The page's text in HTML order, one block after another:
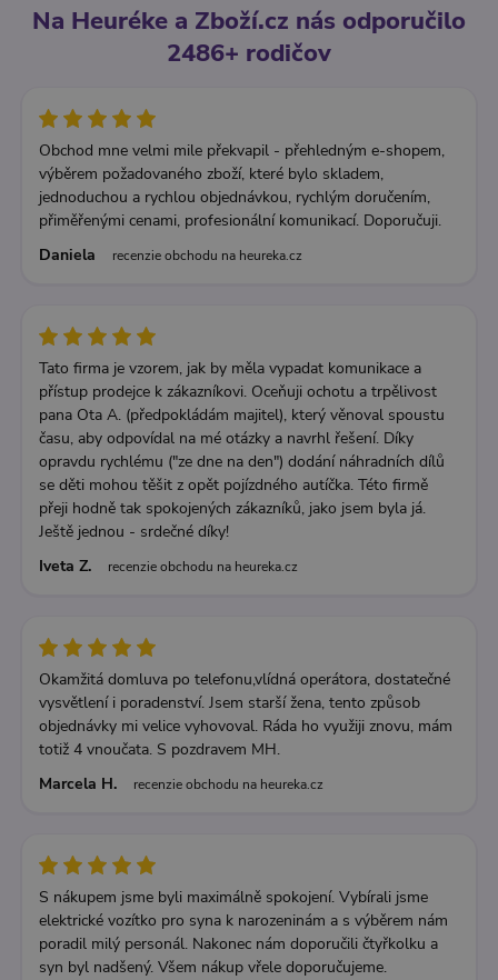
Na Heuréke a Zboží.cz nás odporučilo
2486+ rodičov
Obchod mne velmi mile překvapil - přehledným e-shopem,
výběrem požadovaného zboží, které bylo skladem,
jednoduchou a rychlou objednávkou, rychlým doručením,
přiměřenými cenami, profesionální komunikací. Doporučuji.
Daniela
recenzie obchodu na heureka.cz
Tato firma je vzorem, jak by měla vypadat komunikace a
přístup prodejce k zákazníkovi. Oceňuji ochotu a trpělivost
pana Ota A. (předpokládám majitel), který věnoval spoustu
času, aby odpovídal na mé otázky a navrhl řešení. Díky
opravdu rychlému ("ze dne na den") dodání náhradních dílů
se děti mohou těšit z opět pojízdného autíčka. Této firmě
přeji hodně tak spokojených zákazníků, jako jsem byla já.
Ještě jednou - srdečné díky!
Iveta Z.
recenzie obchodu na heureka.cz
Okamžitá domluva po telefonu,vlídná operátora, dostatečné
vysvětlení i poradenství. Jsem starší žena, tento způsob
objednávky mi velice vyhovoval. Ráda ho využiji znovu, mám
totiž 4 vnoučata. S pozdravem MH.
Marcela H.
recenzie obchodu na heureka.cz
S nákupem jsme byli maximálně spokojení. Vybírali jsme
elektrické vozítko pro syna k narozeninám a s výběrem nám
poradil milý personál. Nakonec nám doporučili čtyřkolku a
syn byl nadšený. Všem nákup vřele doporučujeme.